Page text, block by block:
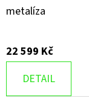
metalíza
22 599 Kč
DETAIL